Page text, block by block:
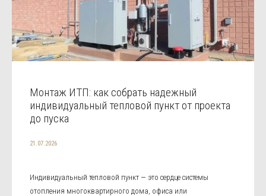
Монтаж ИТП: как собрать надежный
индивидуальный тепловой пункт от проекта
до пуска
21.07.2026
Индивидуальный тепловой пункт — это сердце системы
отопления многоквартирного дома, офиса или